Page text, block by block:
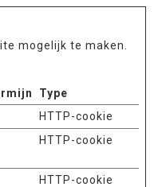
mogelijk te maken.
Type
HTTP-cookie
HTTP-cookie
HTTP-cookie